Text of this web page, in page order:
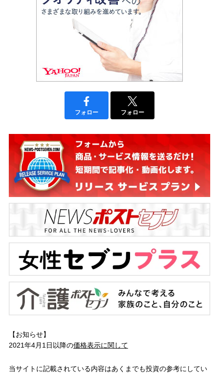
フォロー フォロー
【お知らせ】
2021年4月1日以降の価格表示に関して
当サイトに記載されている内容はあくまでも投資の参考にしてい